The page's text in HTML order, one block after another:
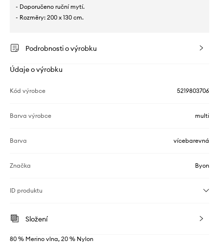
- Doporučeno ruční mytí.
- Rozměry: 200 x 130 cm.
Podrobnosti o výrobku
Údaje o výrobku
Kód výrobce 5219803706
Barva výrobce multi
Barva vícebarevná
Značka Byon
ID produktu
Složení
80 % Merino vlna, 20 % Nylon